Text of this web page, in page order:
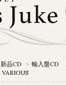
新品CD > 輸入盤CD
VARIOUS